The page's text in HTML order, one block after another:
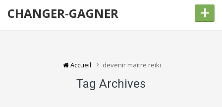
CHANGER-GAGNER +
Accueil devenir maitre reiki
Tag Archives